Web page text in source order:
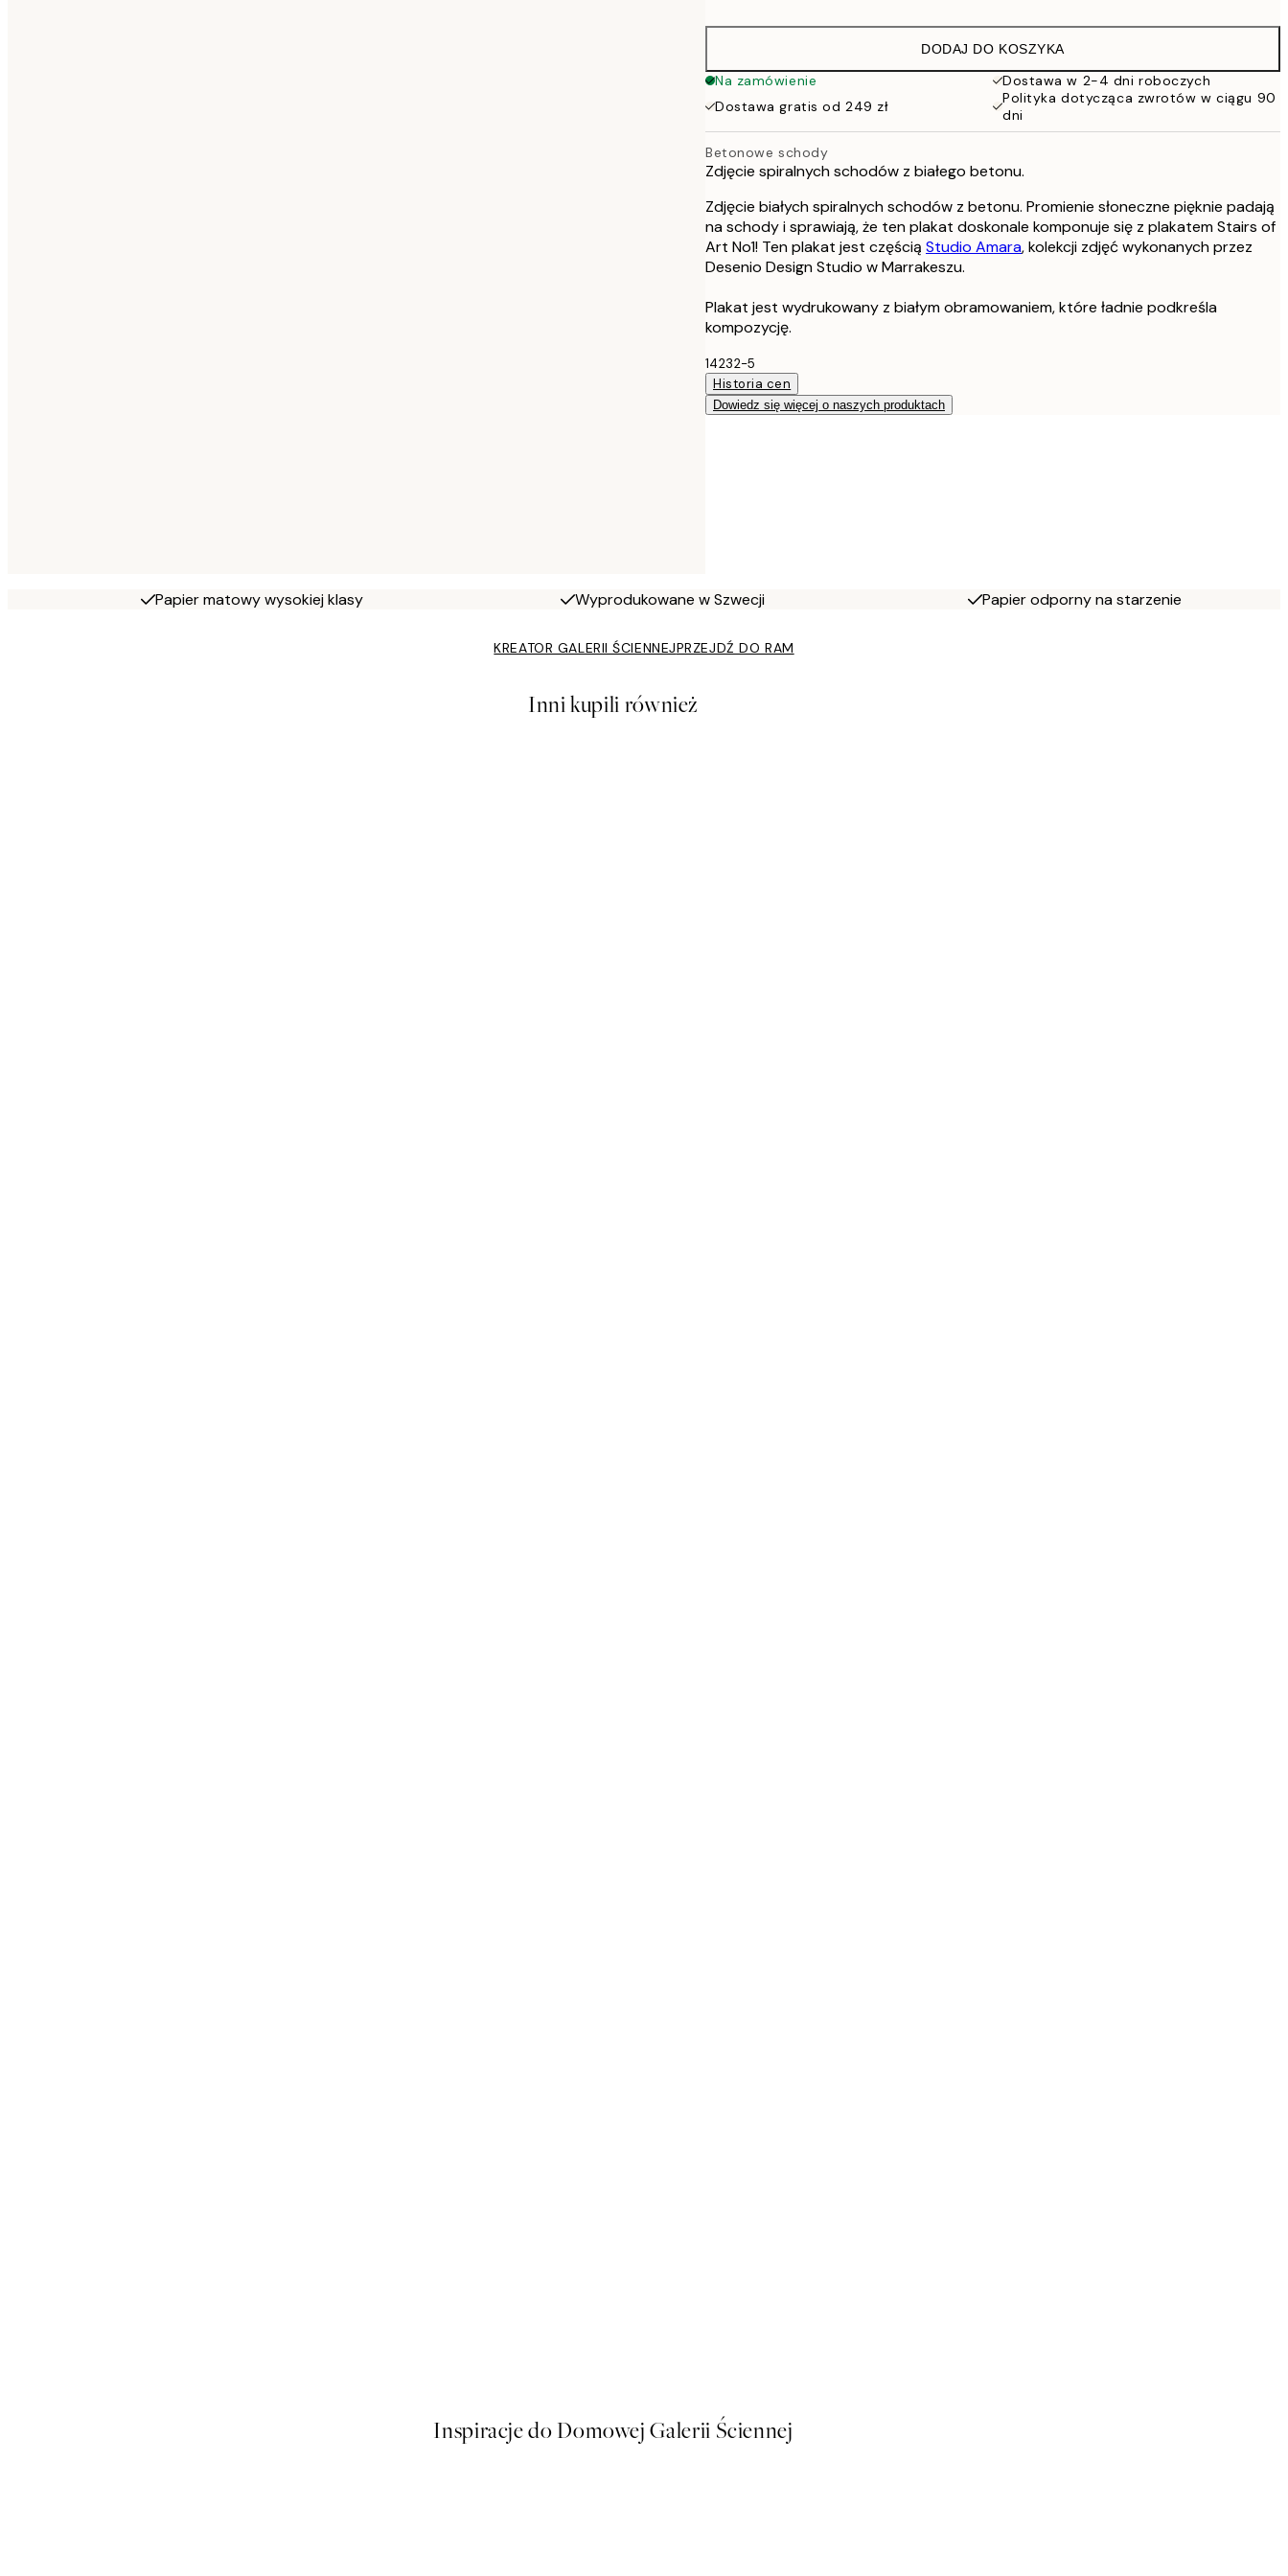
152 zł
DODAJ DO KOSZYKA
Na zamówienie
Dostawa w 2-4 dni roboczych
Dostawa gratis od 249 zł
Polityka dotycząca zwrotów w ciągu 90
dni
Betonowe schody
Zdjęcie spiralnych schodów z białego betonu.
Zdjęcie białych spiralnych schodów z betonu. Promienie słoneczne pięknie padają
na schody i sprawiają, że ten plakat doskonale komponuje się z plakatem Stairs of
Art No1! Ten plakat jest częścią Studio Amara, kolekcji zdjęć wykonanych przez
Desenio Design Studio w Marrakeszu.
Plakat jest wydrukowany z białym obramowaniem, które ładnie podkreśla
kompozycję.
14232-5
Historia cen
Dowiedz się więcej o naszych produktach
Papier matowy wysokiej klasy Wyprodukowane w Szwecji Papier odporny na starzenie
KREATOR GALERII ŚCIENNEJPRZEJDŹ DO RAM
Inni kupili również
Inspiracje do Domowej Galerii Ściennej